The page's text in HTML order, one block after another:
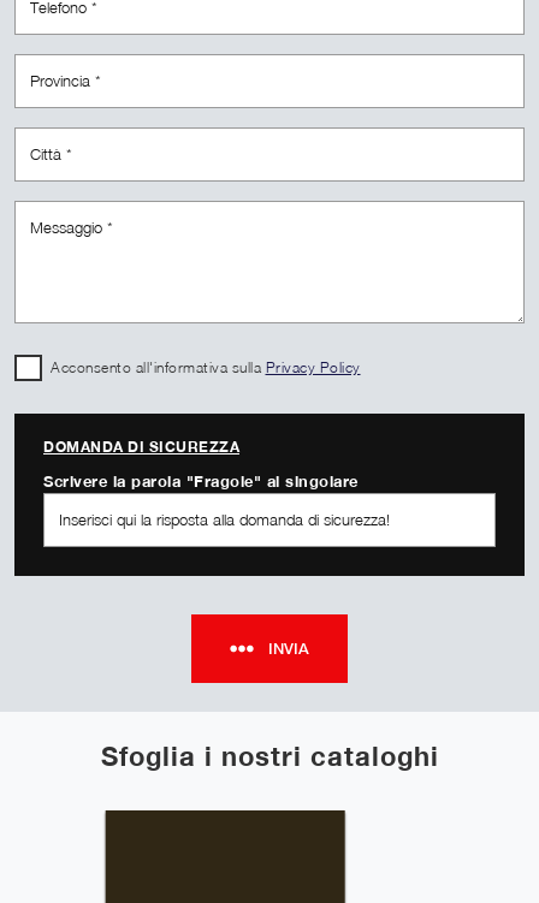
Sfoglia i nostri cataloghi
Acconsento all'informativa sulla Privacy Policy
DOMANDA DI SICUREZZA
Scrivere la parola "Fragole" al singolare
INVIA